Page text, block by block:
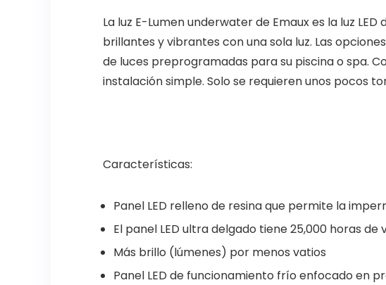
La luz E-Lumen underwater de Emaux es la luz
brillantes y vibrantes con una sola luz. Las
de luces preprogramadas para su piscina o spa.
instalación simple. Solo se requieren unos pocos
Características:
Panel LED relleno de resina que permite la
El panel LED ultra delgado tiene 25,000 horas
Más brillo (lúmenes) por menos vatios
Panel LED de funcionamiento frío enfocado en